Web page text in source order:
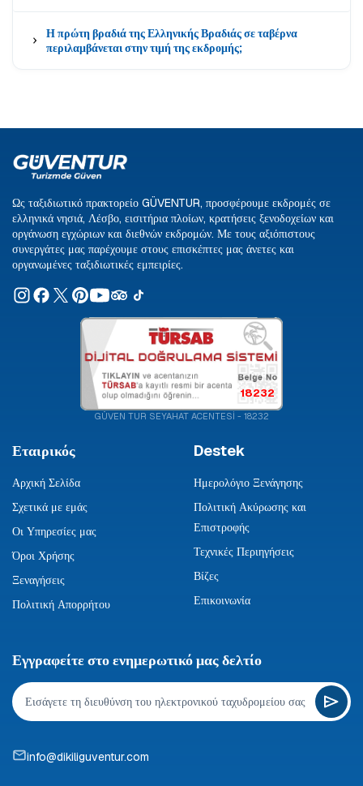
Η πρώτη βραδιά της Ελληνικής Βραδιάς σε ταβέρνα
περιλαμβάνεται στην τιμή της εκδρομής;
Ως ταξιδιωτικό πρακτορείο GÜVENTUR, προσφέρουμε εκδρομές σε
ελληνικά νησιά, Λέσβο, εισιτήρια πλοίων, κρατήσεις ξενοδοχείων και
οργάνωση εγχώριων και διεθνών εκδρομών. Με τους αξιόπιστους
συνεργάτες μας παρέχουμε στους επισκέπτες μας άνετες και
οργανωμένες ταξιδιωτικές εμπειρίες.
18232
GÜVEN TUR SEYAHAT ACENTESİ - 18232
Εταιρικός
Αρχική Σελίδα
Σχετικά με εμάς
Οι Υπηρεσίες μας
Όροι Χρήσης
Ξεναγήσεις
Πολιτική Απορρήτου
Destek
Ημερολόγιο Ξενάγησης
Πολιτική Ακύρωσης και
Επιστροφής
Τεχνικές Περιηγήσεις
Βίζες
Επικοινωνία
Εγγραφείτε στο ενημερωτικό μας δελτίο
info@dikiliguventur.com